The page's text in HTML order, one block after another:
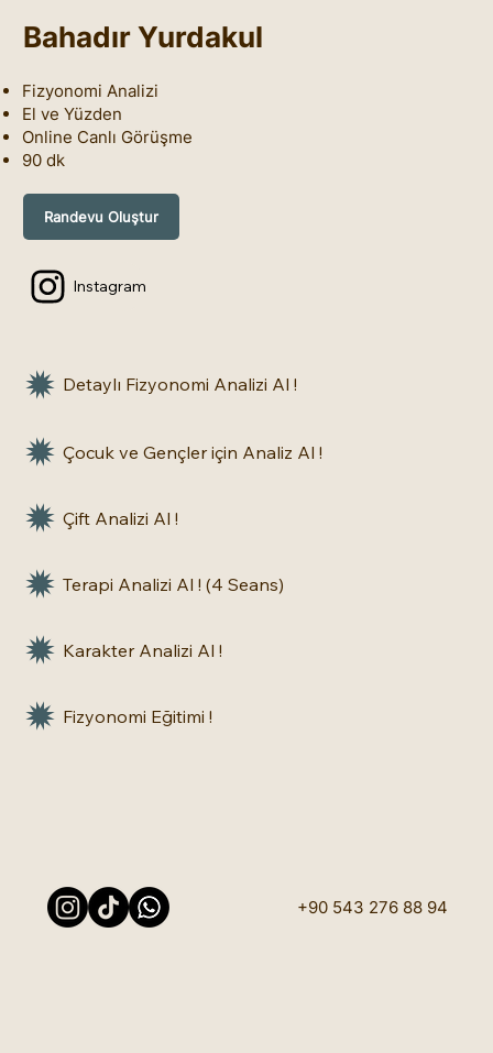
Bahadır Yurdakul
Fizyonomi Analizi
El ve Yüzden
Online Canlı Görüşme
90 dk
Randevu Oluştur
Instagram
Detaylı Fizyonomi Analizi Al !
Karakter Analizi Al !
Çocuk ve Gençler için Analiz Al !
Terapi Analizi Al ! (4 Seans)
Çift Analizi Al !
Fizyonomi Eğitimi !
+90 543 276 88 94